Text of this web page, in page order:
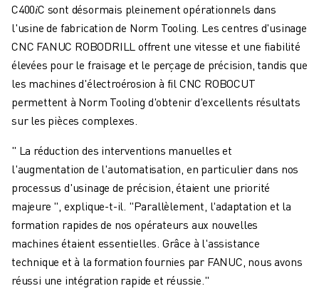
C400𝑖C sont désormais pleinement opérationnels dans
l'usine de fabrication de Norm Tooling. Les centres d'usinage
CNC FANUC ROBODRILL offrent une vitesse et une fiabilité
élevées pour le fraisage et le perçage de précision, tandis que
les machines d'électroérosion à fil CNC ROBOCUT
permettent à Norm Tooling d'obtenir d'excellents résultats
sur les pièces complexes.
" La réduction des interventions manuelles et
l'augmentation de l'automatisation, en particulier dans nos
processus d'usinage de précision, étaient une priorité
majeure ", explique-t-il. "Parallèlement, l'adaptation et la
formation rapides de nos opérateurs aux nouvelles
machines étaient essentielles. Grâce à l'assistance
technique et à la formation fournies par FANUC, nous avons
réussi une intégration rapide et réussie."